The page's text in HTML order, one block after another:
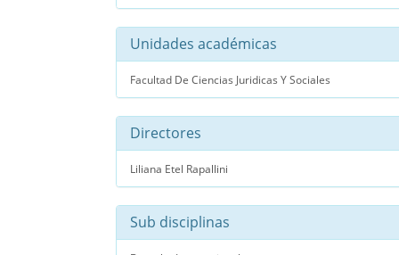
Unidades académicas
Facultad De Ciencias Juridicas Y Sociales
Directores
Liliana Etel Rapallini
Sub disciplinas